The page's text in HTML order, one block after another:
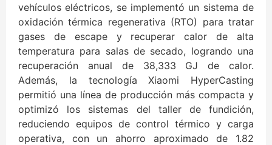
vehículos eléctricos, se implementó un sistema de
oxidación térmica regenerativa (RTO) para tratar
gases de escape y recuperar calor de alta
temperatura para salas de secado, logrando una
recuperación anual de 38,333 GJ de calor.
Además, la tecnología Xiaomi HyperCasting
permitió una línea de producción más compacta y
optimizó los sistemas del taller de fundición,
reduciendo equipos de control térmico y carga
operativa, con un ahorro aproximado de 1.82